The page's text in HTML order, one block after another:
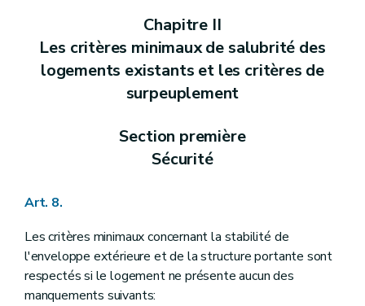
Chapitre II
Les critères minimaux de salubrité des
logements existants et les critères de
surpeuplement
Section première
Sécurité
Art. 8.
Les critères minimaux concernant la stabilité de
l'enveloppe extérieure et de la structure portante sont
respectés si le logement ne présente aucun des
manquements suivants: